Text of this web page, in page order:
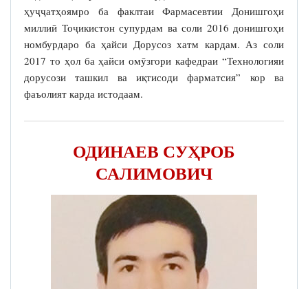
ҳуҷҷатҳоямро ба факлтаи Фармасевтии Донишгоҳи
миллиӣ Тоҷикистон супурдам ва соли 2016 донишгоҳи
номбурдаро ба ҳайси Дорусоз хатм кардам. Аз соли
2017 то ҳол ба ҳайси омӯзгори кафедраи “Технологияи
дорусози ташкил ва иқтисоди фарматсия” кор ва
фаъолият карда истодаам.
ОДИНАЕВ СУҲРОБ
САЛИМОВИЧ